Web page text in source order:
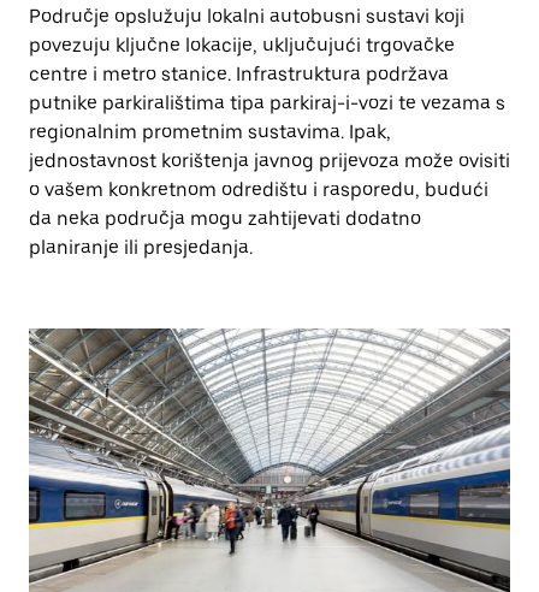
Područje opslužuju lokalni autobusni sustavi koji
povezuju ključne lokacije, uključujući trgovačke
centre i metro stanice. Infrastruktura podržava
putnike parkiralištima tipa parkiraj-i-vozi te vezama s
regionalnim prometnim sustavima. Ipak,
jednostavnost korištenja javnog prijevoza može ovisiti
o vašem konkretnom odredištu i rasporedu, budući
da neka područja mogu zahtijevati dodatno
planiranje ili presjedanja.